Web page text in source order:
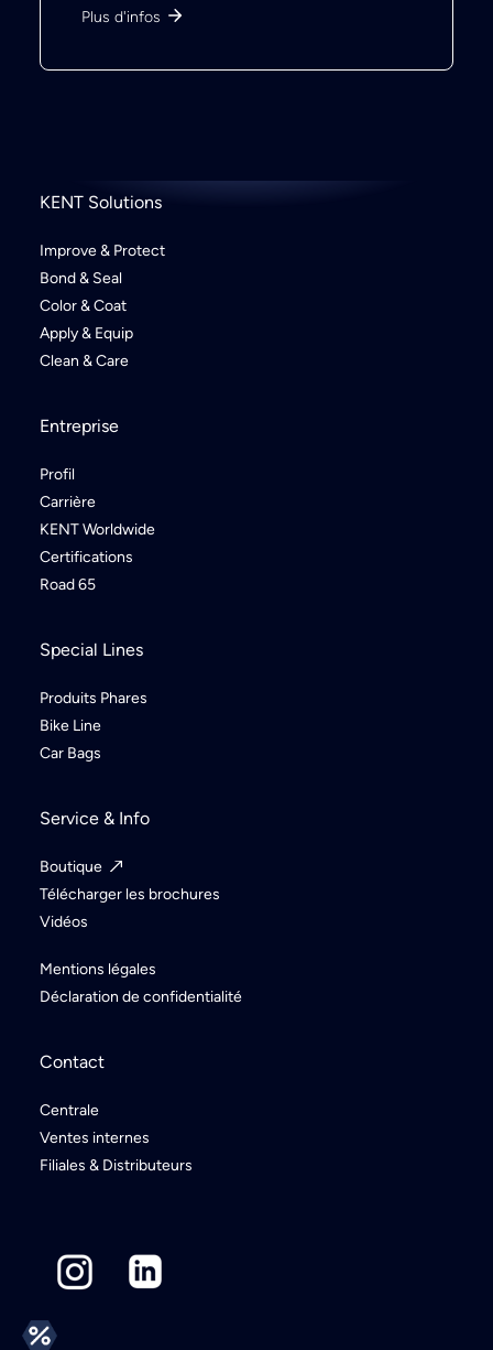
Plus d'infos
KENT Solutions
Improve & Protect
Bond & Seal
Color & Coat
Apply & Equip
Clean & Care
Entreprise
Profil
Carrière
KENT Worldwide
Certifications
Road 65
Special Lines
Produits Phares
Bike Line
Car Bags
Service & Info
Boutique
Télécharger les brochures
Vidéos
Mentions légales
Déclaration de confidentialité
Contact
Centrale
Ventes internes
Filiales & Distributeurs